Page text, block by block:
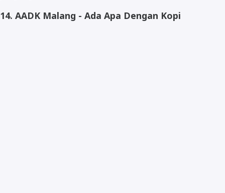
14. AADK Malang - Ada Apa Dengan Kopi